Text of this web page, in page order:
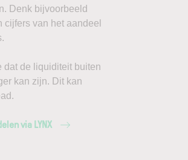
Denk bijvoorbeeld
van het aandeel
dat de liquiditeit buiten
kan zijn. Dit kan
via LYNX